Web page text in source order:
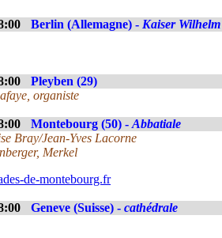
Berlin (Allemagne) - Kaiser
Pleyben (29)
organiste
Montebourg (50) - Abbatiale
Bray/Jean-Yves Lacorne
Merkel
de-montebourg.fr
Geneve (Suisse) - cathédrale